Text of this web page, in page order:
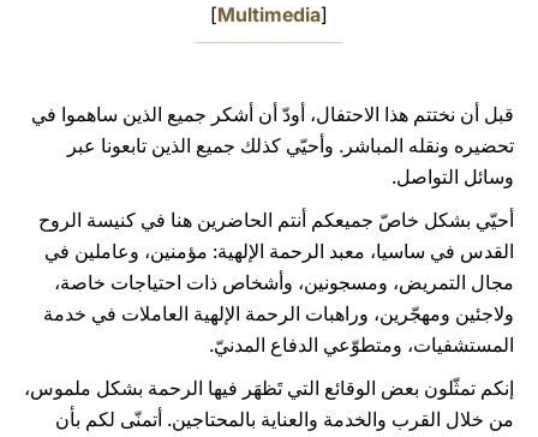
[
Multimedia
]
قبل أن نختتم هذا الاحتفال، أودّ أن أشكر جميع الذين ساهموا في
تحضيره ونقله المباشر. وأحيّي كذلك جميع الذين تابعونا عبر
وسائل التواصل.
أحيّي بشكل خاصّ جميعكم أنتم الحاضرين هنا في كنيسة الروح
القدس في ساسيا، معبد الرحمة الإلهية: مؤمنين، وعاملين في
مجال التمريض، ومسجونين، وأشخاص ذات احتياجات خاصة،
ولاجئين ومهجّرين، وراهبات الرحمة الإلهية العاملات في خدمة
المستشفيات، ومتطوّعي الدفاع المدنيّ.
إنكم تمثّلون بعض الوقائع التي تَظهَر فيها الرحمة بشكل ملموس،
من خلال القرب والخدمة والعناية بالمحتاجين. أتمنّى لكم بأن